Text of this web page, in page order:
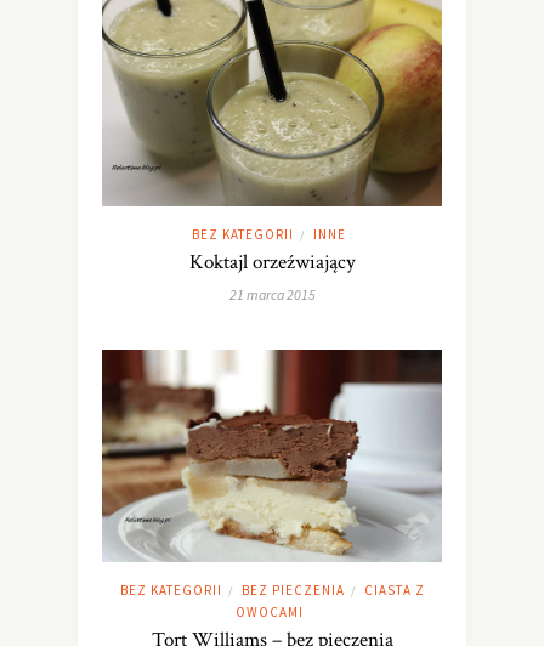
BEZ KATEGORII / INNE
Koktajl orzeźwiający
21 marca 2015
BEZ KATEGORII / BEZ PIECZENIA /
CIASTA Z
OWOCAMI
Tort Williams – bez pieczenia